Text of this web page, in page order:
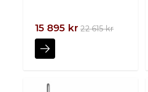
15 895 kr 22 615 kr